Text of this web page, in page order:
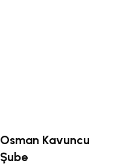
Osman Kavuncu
Şube